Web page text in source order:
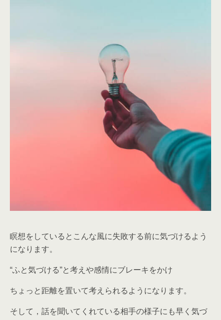
瞑想をしているとこんな風に失敗する前に気づけるよう
になります。
“ふと気づける”と考えや感情にブレーキをかけ
ちょっと距離を置いて考えられるようになります。
そして，話を聞いてくれている相手の様子にも早く気づ